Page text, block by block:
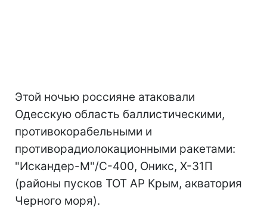
Этой ночью россияне атаковали
Одесскую область баллистическими,
противокорабельными и
противорадиолокационными ракетами:
"Искандер-М"/С-400, Оникс, Х-31П
(районы пусков ТОТ АР Крым, акватория
Черного моря).